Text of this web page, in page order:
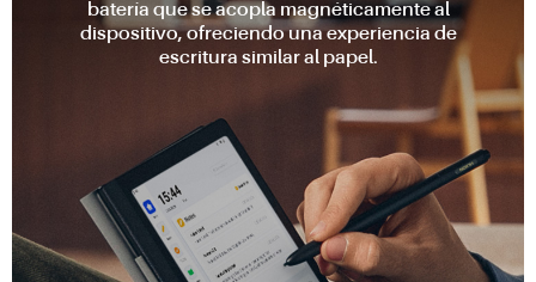
batería que se acopla magnéticamente al
dispositivo, ofreciendo una experiencia de
escritura similar al papel.